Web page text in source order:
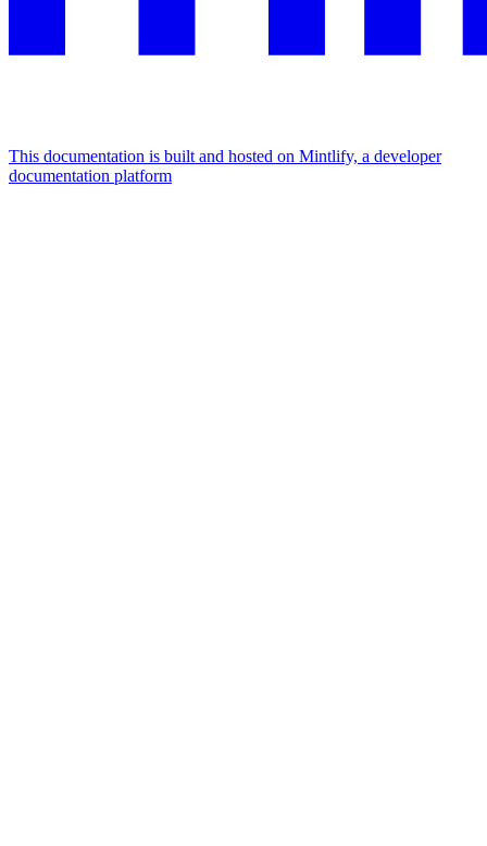
This documentation is built and hosted on Mintlify, a developer
documentation platform